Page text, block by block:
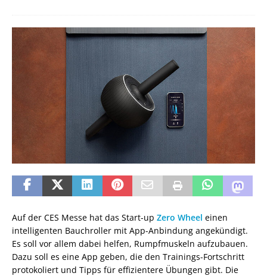
Auf der CES Messe hat das Start-up Zero Wheel einen
intelligenten Bauchroller mit App-Anbindung angekündigt.
Es soll vor allem dabei helfen, Rumpfmuskeln aufzubauen.
Dazu soll es eine App geben, die den Trainings-Fortschritt
protokoliert und Tipps für effizientere Übungen gibt. Die